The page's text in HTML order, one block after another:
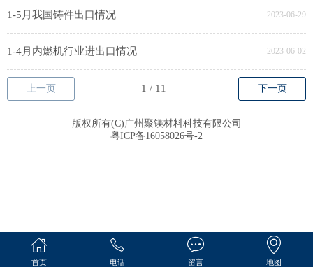
1-5月我国铸件出口情况 2023-06-29
1-4月内燃机行业进出口情况 2023-06-02
上一页 下一页
版权所有(C)广州聚镁材料科技有限公司
粤ICP备16058026号-2
首页 电话 留言 地图